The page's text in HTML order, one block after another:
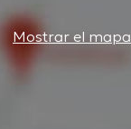
Mostrar el mapa